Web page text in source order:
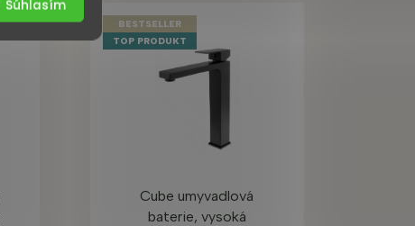
Súhlasím
BESTSELLER
TOP PRODUKT
Cube umyvadlová
baterie, vysoká